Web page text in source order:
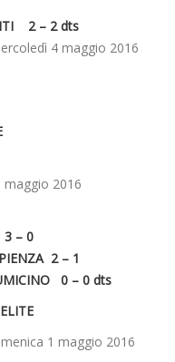
2 – 2 dts
4 maggio 2016
maggio 2016
3 – 0
2 – 1
0 – 0 dts
1 maggio 2016